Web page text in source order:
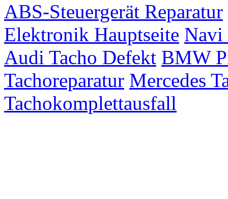
ABS-Steuergerät Reparatur
Elektronik Hauptseite Navi
Audi Tacho Defekt BMW
Tachoreparatur Mercedes
Tachokomplettausfall